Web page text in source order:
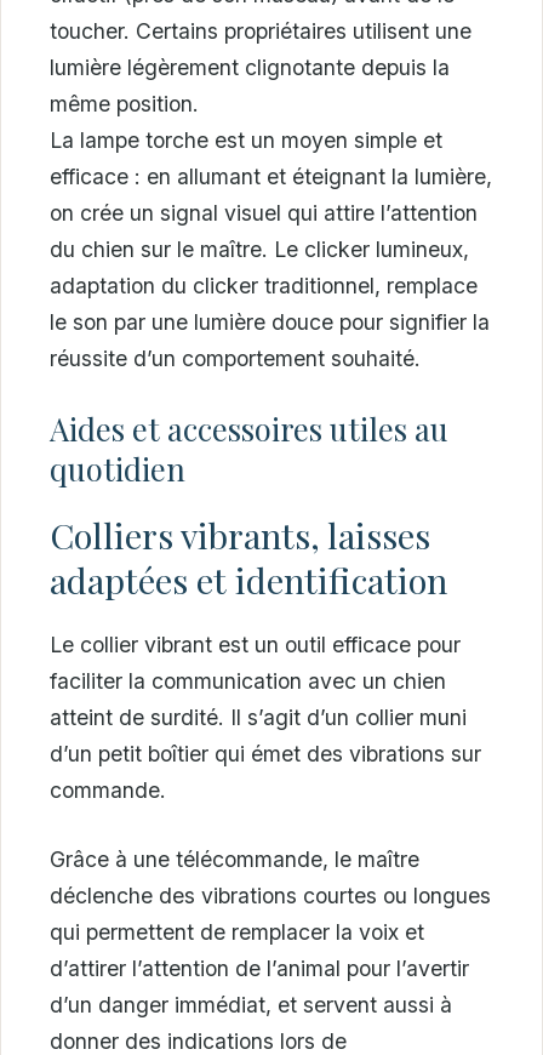
toucher. Certains propriétaires utilisent une
lumière légèrement clignotante depuis la
même position.
La lampe torche est un moyen simple et
efficace : en allumant et éteignant la lumière,
on crée un signal visuel qui attire l’attention
du chien sur le maître. Le clicker lumineux,
adaptation du clicker traditionnel, remplace
le son par une lumière douce pour signifier la
réussite d’un comportement souhaité.
Aides et accessoires utiles au
quotidien
Colliers vibrants, laisses
adaptées et identification
Le collier vibrant est un outil efficace pour
faciliter la communication avec un chien
atteint de surdité. Il s’agit d’un collier muni
d’un petit boîtier qui émet des vibrations sur
commande.
Grâce à une télécommande, le maître
déclenche des vibrations courtes ou longues
qui permettent de remplacer la voix et
d’attirer l’attention de l’animal pour l’avertir
d’un danger immédiat, et servent aussi à
donner des indications lors de